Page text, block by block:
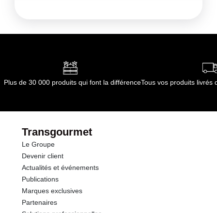
Kilojoules 308 kj
dont Acides gras saturés 0.06 g
dont Sucres
Fibres
Protéines
Sel
Plus de 30 000 produits qui font la différenceTous vos produits livrés
Transgourmet
Le Groupe
Devenir client
Actualités et événements
Publications
Marques exclusives
Partenaires